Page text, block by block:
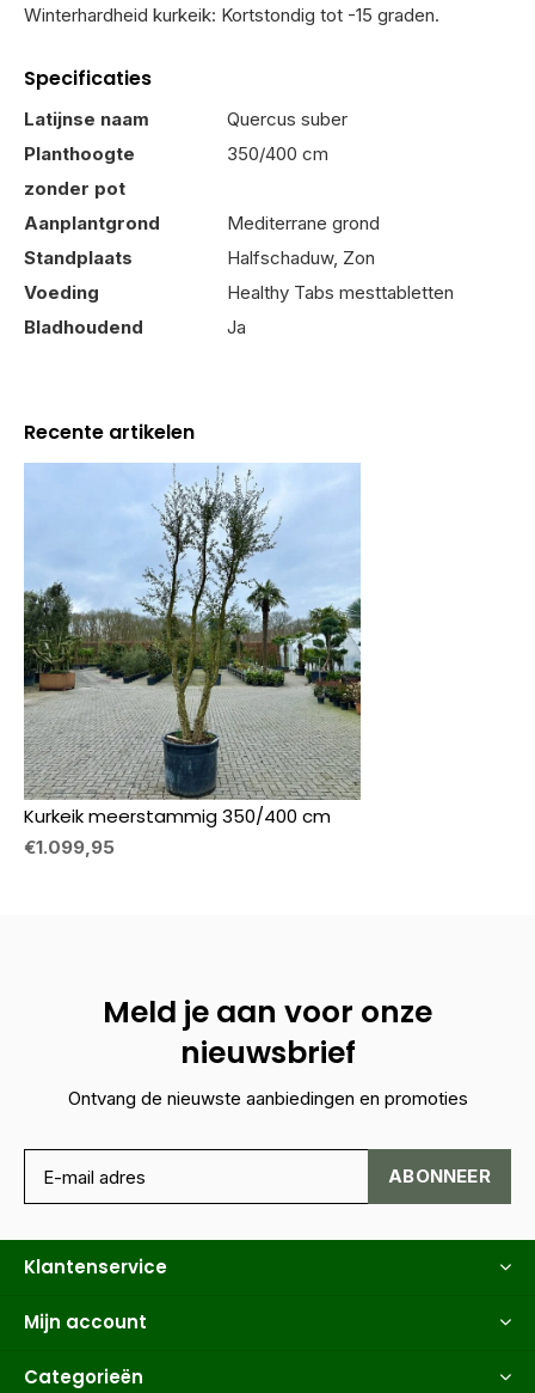
Winterhardheid kurkeik: Kortstondig tot -15 graden.
Specificaties
Latijnse naam
Quercus suber
Planthoogte
zonder pot
350/400 cm
Aanplantgrond
Mediterrane grond
Standplaats
Halfschaduw, Zon
Voeding
Healthy Tabs mesttabletten
Bladhoudend
Ja
Recente artikelen
Kurkeik meerstammig 350/400 cm
€1.099,95
Meld je aan voor onze
nieuwsbrief
Ontvang de nieuwste aanbiedingen en promoties
ABONNEER
Klantenservice
Mijn account
Categorieën